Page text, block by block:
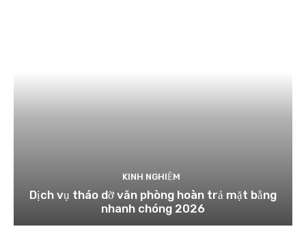
KINH NGHIỆM
Dịch vụ tháo dỡ văn phòng hoàn trả mặt bằng
nhanh chóng 2026